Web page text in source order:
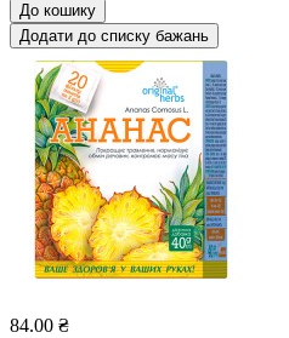
До кошику
Додати до списку бажань
84.00 ₴